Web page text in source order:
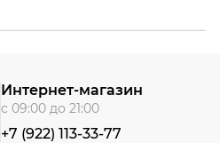
Интернет-магазин
с 09:00 до 21:00
+7 (922) 113-33-77